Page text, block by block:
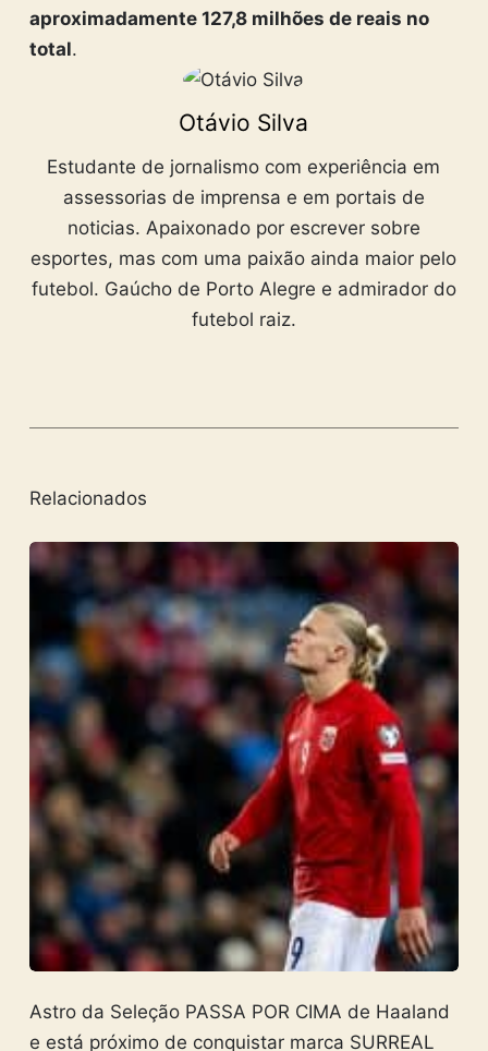
aproximadamente 127,8 milhões de reais no
total.
Otávio Silva
Estudante de jornalismo com experiência em
assessorias de imprensa e em portais de
noticias. Apaixonado por escrever sobre
esportes, mas com uma paixão ainda maior pelo
futebol. Gaúcho de Porto Alegre e admirador do
futebol raiz.
Relacionados
Astro da Seleção PASSA POR CIMA de Haaland
e está próximo de conquistar marca SURREAL